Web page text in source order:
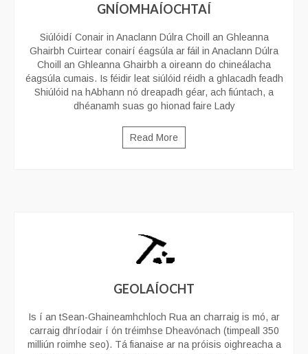
GNÍOMHAÍOCHTAÍ
Siúlóidí Conair in Anaclann Dúlra Choill an Ghleanna
Ghairbh Cuirtear conairí éagsúla ar fáil in Anaclann Dúlra
Choill an Ghleanna Ghairbh a oireann do chineálacha
éagsúla cumais. Is féidir leat siúlóid réidh a ghlacadh feadh
Shiúlóid na hAbhann nó dreapadh géar, ach fiúntach, a
dhéanamh suas go hionad faire Lady
Read More
GEOLAÍOCHT
Is í an tSean-Ghaineamhchloch Rua an charraig is mó, ar
carraig dhríodair í ón tréimhse Dheavónach (timpeall 350
milliún roimhe seo). Tá fianaise ar na próisis oighreacha a